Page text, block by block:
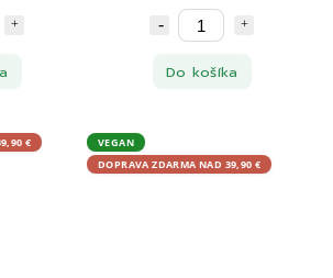
Do košíka
€
VEGAN
DOPRAVA ZDARMA NAD 39,90 €